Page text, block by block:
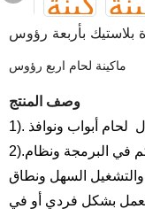
ماكينة لحام اربع رؤوس
وصف المنتج
ل
2).يمكن اللحام والجمع، يتم استخدام التحكم في البرمجة ونظام
والتشغيل السهل ونطاق
العمل بشكل فردي أو في